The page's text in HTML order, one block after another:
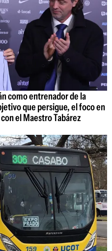
como entrenador de la
que persigue, el foco en
el Maestro Tabárez